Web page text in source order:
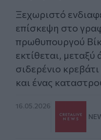
Ξεχωριστό
επίσκεψη στο
πρωθυπουργού
εκτίθεται, μεταξύ
σιδερένιο
και ένας
16.05.2026